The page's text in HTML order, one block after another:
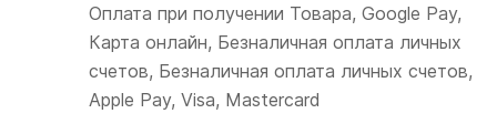
Оплата при получении Товара, Google Pay,
Карта онлайн, Безналичная оплата личных
счетов, Безналичная оплата личных счетов,
Apple Pay, Visa, Mastercard